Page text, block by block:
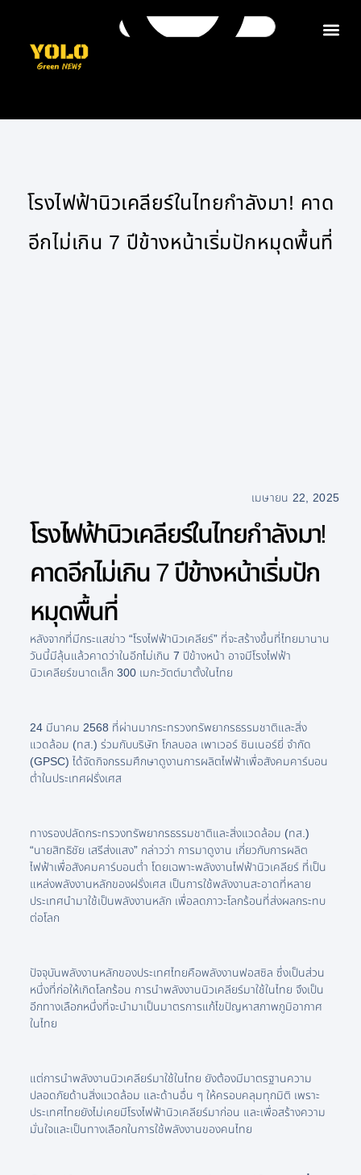
โรงไฟฟ้านิวเคลียร์ในไทยกำลังมา! คาด
อีกไม่เกิน 7 ปีข้างหน้าเริ่มปักหมุดพื้นที่
เมษายน 22, 2025
โรงไฟฟ้านิวเคลียร์ในไทยกำลังมา!
คาดอีกไม่เกิน 7 ปีข้างหน้าเริ่มปัก
หมุดพื้นที่
หลังจากที่มีกระแสข่าว “โรงไฟฟ้านิวเคลียร์” ที่จะสร้างขึ้นที่ไทยมานาน
วันนี้มีลุ้นแล้วคาดว่าในอีกไม่เกิน 7 ปีข้างหน้า อาจมีโรงไฟฟ้า
นิวเคลียร์ขนาดเล็ก 300 เมกะวัตต์มาตั้งในไทย
24 มีนาคม 2568 ที่ผ่านมากระทรวงทรัพยากรธรรมชาติและสิ่ง
แวดล้อม (ทส.) ร่วมกับบริษัท โกลบอล เพาเวอร์ ซินเนอร์ยี่ จำกัด
(GPSC) ได้จัดกิจกรรมศึกษาดูงานการผลิตไฟฟ้าเพื่อสังคมคาร์บอน
ต่ำในประเทศฝรั่งเศส
ทางรองปลัดกระทรวงทรัพยากรธรรมชาติและสิ่งแวดล้อม (ทส.)
“นายสิทธิชัย เสรีส่งแสง” กล่าวว่า การมาดูงาน เกี่ยวกับการผลิต
ไฟฟ้าเพื่อสังคมคาร์บอนต่ำ โดยเฉพาะพลังงานไฟฟ้านิวเคลียร์ ที่เป็น
แหล่งพลังงานหลักของฝรั่งเศส เป็นการใช้พลังงานสะอาดที่หลาย
ประเทศนำมาใช้เป็นพลังงานหลัก เพื่อลดภาวะโลกร้อนที่ส่งผลกระทบ
ต่อโลก
ปัจจุบันพลังงานหลักของประเทศไทยคือพลังงานฟอสซิล ซึ่งเป็นส่วน
หนึ่งที่ก่อให้เกิดโลกร้อน การนำพลังงานนิวเคลียร์มาใช้ในไทย จึงเป็น
อีกทางเลือกหนึ่งที่จะนำมาเป็นมาตรการแก้ไขปัญหาสภาพภูมิอากาศ
ในไทย
แต่การนำพลังงานนิวเคลียร์มาใช้ในไทย ยังต้องมีมาตรฐานความ
ปลอดภัยด้านสิ่งแวดล้อม และด้านอื่น ๆ ให้ครอบคลุมทุกมิติ เพราะ
ประเทศไทยยังไม่เคยมีโรงไฟฟ้านิวเคลียร์มาก่อน และเพื่อสร้างความ
มั่นใจและเป็นทางเลือกในการใช้พลังงานของคนไทย